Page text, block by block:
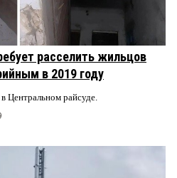
расселить жильцов
в 2019 году
Центральном райсуде.